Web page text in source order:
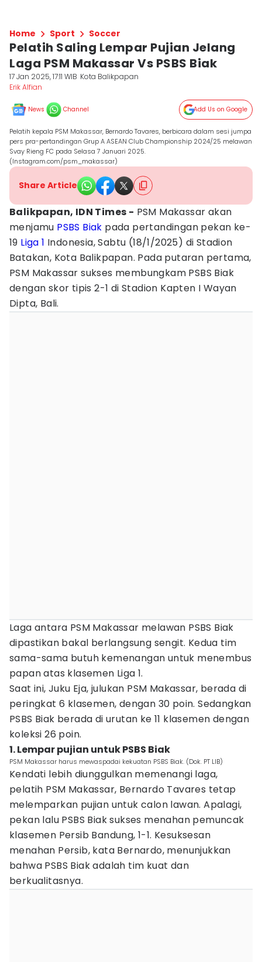
Home Sport Soccer
Pelatih Saling Lempar Pujian Jelang
Laga PSM Makassar Vs PSBS Biak
17 Jan 2025, 17:11 WIB Kota Balikpapan
Erik Alfian
News Channel Add Us on Google
Pelatih kepala PSM Makassar, Bernardo Tavares, berbicara dalam sesi jumpa
pers pra-pertandingan Grup A ASEAN Club Championship 2024/25 melawan
Svay Rieng FC pada Selasa 7 Januari 2025.
(Instagram.com/psm_makassar)
Share Article
Balikpapan, IDN Times - PSM Makassar akan
menjamu PSBS Biak pada pertandingan pekan ke-
19 Liga 1 Indonesia, Sabtu (18/1/2025) di Stadion
Batakan, Kota Balikpapan. Pada putaran pertama,
PSM Makassar sukses membungkam PSBS Biak
dengan skor tipis 2-1 di Stadion Kapten I Wayan
Dipta, Bali.
Laga antara PSM Makassar melawan PSBS Biak
dipastikan bakal berlangsung sengit. Kedua tim
sama-sama butuh kemenangan untuk menembus
papan atas klasemen Liga 1.
Saat ini, Juku Eja, julukan PSM Makassar, berada di
peringkat 6 klasemen, dengan 30 poin. Sedangkan
PSBS Biak berada di urutan ke 11 klasemen dengan
koleksi 26 poin.
1. Lempar pujian untuk PSBS Biak
PSM Makassar harus mewaspadai kekuatan PSBS Biak. (Dok. PT LIB)
Kendati lebih diunggulkan memenangi laga,
pelatih PSM Makassar, Bernardo Tavares tetap
melemparkan pujian untuk calon lawan. Apalagi,
pekan lalu PSBS Biak sukses menahan pemuncak
klasemen Persib Bandung, 1-1. Kesuksesan
menahan Persib, kata Bernardo, menunjukkan
bahwa PSBS Biak adalah tim kuat dan
berkualitasnya.